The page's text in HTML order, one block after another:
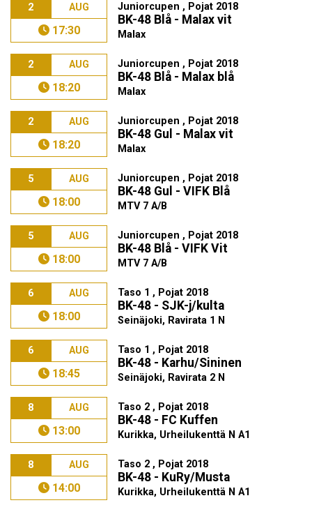
2 AUG
17:30
Juniorcupen , Pojat 2018
BK-48 Blå - Malax vit
Malax
2 AUG
18:20
Juniorcupen , Pojat 2018
BK-48 Blå - Malax blå
Malax
2 AUG
18:20
Juniorcupen , Pojat 2018
BK-48 Gul - Malax vit
Malax
5 AUG
18:00
Juniorcupen , Pojat 2018
BK-48 Gul - VIFK Blå
MTV 7 A/B
5 AUG
18:00
Juniorcupen , Pojat 2018
BK-48 Blå - VIFK Vit
MTV 7 A/B
6 AUG
18:00
Taso 1 , Pojat 2018
BK-48 - SJK-j/kulta
Seinäjoki, Ravirata 1 N
6 AUG
18:45
Taso 1 , Pojat 2018
BK-48 - Karhu/Sininen
Seinäjoki, Ravirata 2 N
8 AUG
13:00
Taso 2 , Pojat 2018
BK-48 - FC Kuffen
Kurikka, Urheilukenttä N A1
8 AUG
14:00
Taso 2 , Pojat 2018
BK-48 - KuRy/Musta
Kurikka, Urheilukenttä N A1